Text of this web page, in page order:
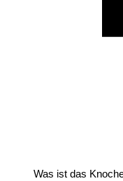
Was ist das